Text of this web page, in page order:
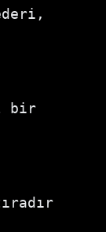
bir